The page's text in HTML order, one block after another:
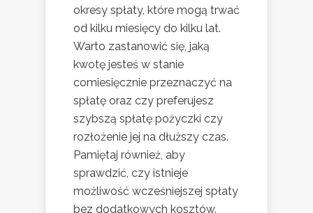
okresy spłaty, które mogą trwać
od kilku miesięcy do kilku lat.
Warto zastanowić się, jaką
kwotę jesteś w stanie
comiesięcznie przeznaczyć na
spłatę oraz czy preferujesz
szybszą spłatę pożyczki czy
rozłożenie jej na dłuższy czas.
Pamiętaj również, aby
sprawdzić, czy istnieje
możliwość wcześniejszej spłaty
bez dodatkowych kosztów.